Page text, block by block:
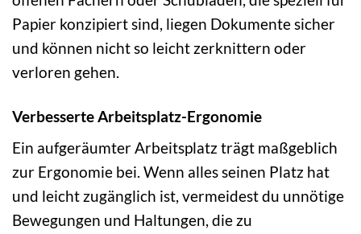
Papier konzipiert sind, liegen Dokumente sicher
und können nicht so leicht zerknittern oder
verloren gehen.
Verbesserte Arbeitsplatz-Ergonomie
Ein aufgeräumter Arbeitsplatz trägt maßgeblich
zur Ergonomie bei. Wenn alles seinen Platz hat
und leicht zugänglich ist, vermeidest du unnötige
Bewegungen und Haltungen, die zu